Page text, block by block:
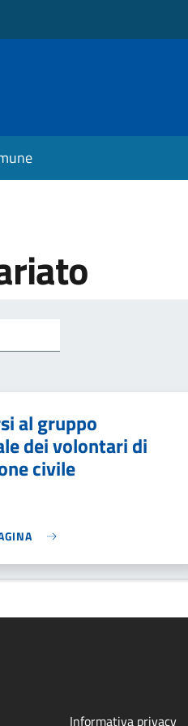
al gruppo
dei volontari di
civile
Informativa privacy